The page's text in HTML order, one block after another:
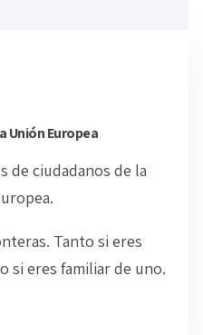
Unión Europea
de ciudadanos de la
Tanto si eres
si eres familiar de uno.